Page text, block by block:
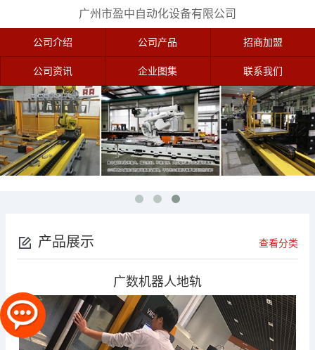
广州市盈中自动化设备有限公司
公司介绍 公司产品 招商加盟
公司资讯 企业图集 联系我们
产品展示 查看分类
广数机器人地轨